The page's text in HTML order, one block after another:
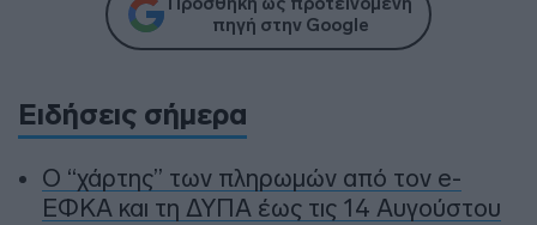
πηγή στην Google
Ειδήσεις σήμερα
Ο “χάρτης” των πληρωμών από τον e-
ΕΦΚΑ και τη ΔΥΠΑ έως τις 14 Αυγούστου